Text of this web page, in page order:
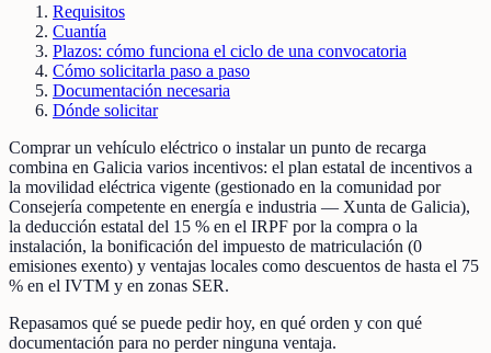
Requisitos
Cuantía
Plazos: cómo funciona el ciclo de una convocatoria
Cómo solicitarla paso a paso
Documentación necesaria
Dónde solicitar
Comprar un vehículo eléctrico o instalar un punto de recarga
combina en Galicia varios incentivos: el plan estatal de incentivos a
la movilidad eléctrica vigente (gestionado en la comunidad por
Consejería competente en energía e industria — Xunta de Galicia),
la deducción estatal del 15 % en el IRPF por la compra o la
instalación, la bonificación del impuesto de matriculación (0
emisiones exento) y ventajas locales como descuentos de hasta el 75
% en el IVTM y en zonas SER.
Repasamos qué se puede pedir hoy, en qué orden y con qué
documentación para no perder ninguna ventaja.